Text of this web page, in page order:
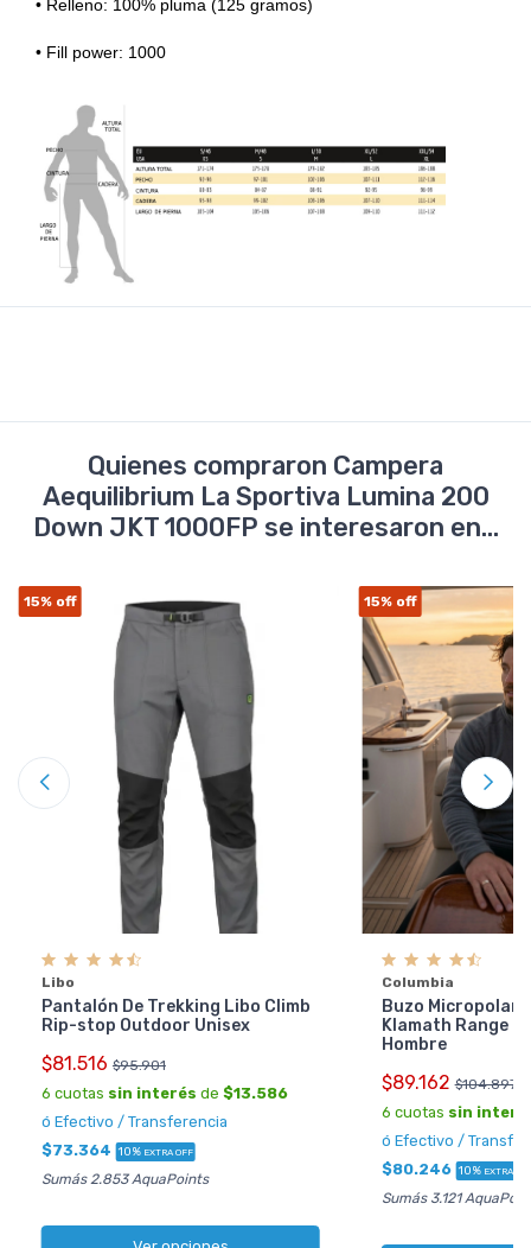
• Relleno: 100% pluma (125 gramos)
• Fill power: 1000
Quienes compraron Campera
Aequilibrium La Sportiva Lumina 200
Down JKT 1000FP se interesaron en...
15% off
Libo
Pantalón De Trekking Libo Climb
Rip-stop Outdoor Unisex
$81.516 $95.901
6 cuotas sin interés de $13.586
ó Efectivo / Transferencia
$73.364 10% EXTRA OFF
Sumás 2.853 AquaPoints
15% off
Columbia
Buzo Micropolar
Klamath Range 2
Hombre
$89.162 $104.897
6 cuotas sin
ó Efectivo /
$80.246 10% EXTRA
Sumás 3.121